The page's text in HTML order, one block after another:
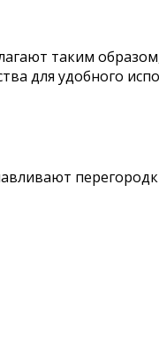
таким
для удобного